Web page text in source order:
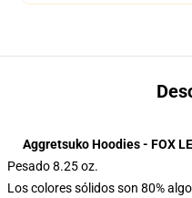
Aggretsuko Hoodies - FOX
Pesado 8.25 oz.
Los colores sólidos son 80%